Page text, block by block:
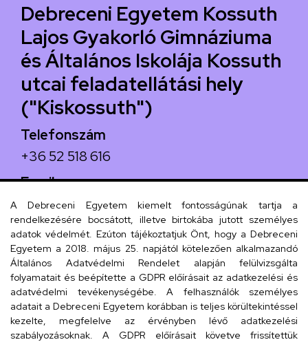
Debreceni Egyetem Kossuth
Lajos Gyakorló Gimnáziuma
és Általános Iskolája Kossuth
utcai feladatellátási hely
("Kiskossuth")
Telefonszám
+36 52 518 616
Email
iskola@kossuth-alt.unideb.hu
Cím
4024 Debrecen, Kossuth utca 33.
Szervezeti telefonkönyv
A Debreceni Egyetem kiemelt fontosságúnak tartja a
rendelkezésére bocsátott, illetve birtokába jutott személyes
adatok védelmét. Ezúton tájékoztatjuk Önt, hogy a Debreceni
Egyetem a 2018. május 25. napjától kötelezően alkalmazandó
Általános Adatvédelmi Rendelet alapján felülvizsgálta
folyamatait és beépítette a GDPR előírásait az adatkezelési és
adatvédelmi tevékenységébe. A felhasználók személyes
adatait a Debreceni Egyetem korábban is teljes körültekintéssel
kezelte, megfelelve az érvényben lévő adatkezelési
szabályozásoknak. A GDPR előírásait követve frissítettük